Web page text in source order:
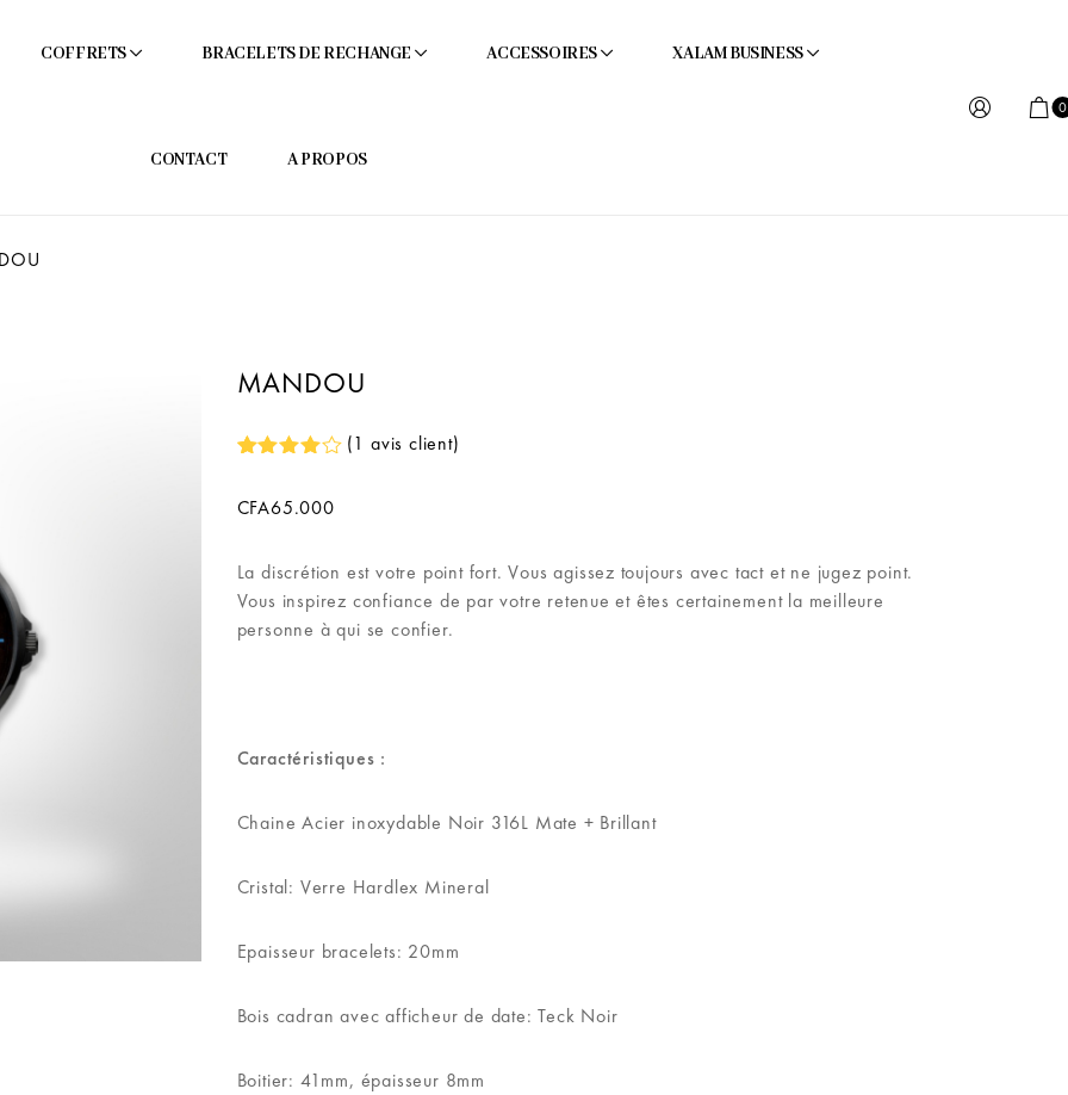
COFFRETS BRACELETS DE RECHANGE ACCESSOIRES XALAM BUSINESS
CONTACT A PROPOS
0
MANDOU
4.00
basé
sur
(1 avis client)
CFA65.000
La discrétion est votre point fort. Vous agissez toujours avec tact et ne jugez point.
Vous inspirez confiance de par votre retenue et êtes certainement la meilleure
personne à qui se confier.
Caractéristiques :
Chaine Acier inoxydable Noir 316L Mate + Brillant
Cristal: Verre Hardlex Mineral
Epaisseur bracelets: 20mm
Bois cadran avec afficheur de date: Teck Noir
Boitier: 41mm, épaisseur 8mm